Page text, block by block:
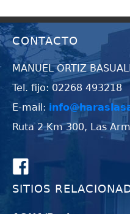
CONTACTO
MANUEL ORTIZ
Tel. fijo: 02268 493218
E-mail:
Ruta 2 Km 300, Las
SITIOS